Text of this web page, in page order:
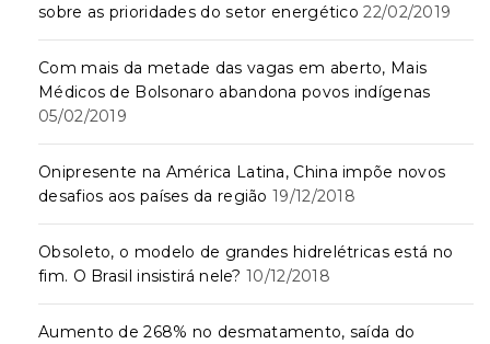
sobre as prioridades do setor energético 22/02/2019
Com mais da metade das vagas em aberto, Mais
Médicos de Bolsonaro abandona povos indígenas
05/02/2019
Onipresente na América Latina, China impõe novos
desafios aos países da região 19/12/2018
Obsoleto, o modelo de grandes hidrelétricas está no
fim. O Brasil insistirá nele? 10/12/2018
Aumento de 268% no desmatamento, saída do